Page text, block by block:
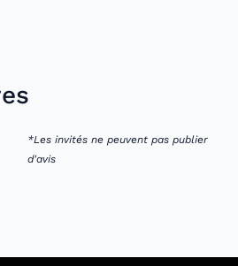
*Les invités ne peuvent pas publier
d'avis